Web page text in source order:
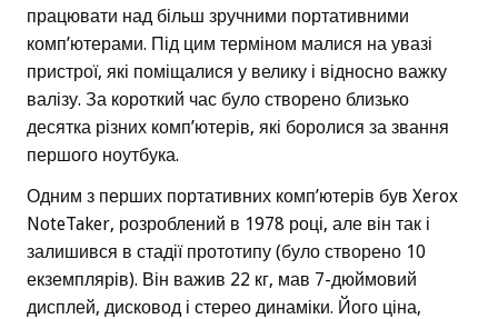
працювати над більш зручними портативними
комп’ютерами. Під цим терміном малися на увазі
пристрої, які поміщалися у велику і відносно важку
валізу. За короткий час було створено близько
десятка різних комп’ютерів, які боролися за звання
першого ноутбука.
Одним з перших портативних комп’ютерів був Xerox
NoteTaker, розроблений в 1978 році, але він так і
залишився в стадії прототипу (було створено 10
екземплярів). Він важив 22 кг, мав 7-дюймовий
дисплей, дисковод і стерео динаміки. Його ціна,